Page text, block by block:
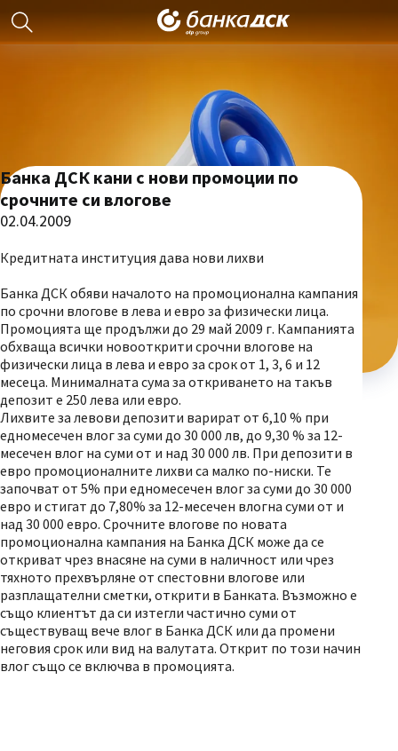
Банка ДСК кани с нови промоции по
срочните си влогове
02.04.2009
Кредитната институция дава нови лихви
Банка ДСК обяви началото на промоционална кампания
по срочни влогове в лева и евро за физически лица.
Промоцията ще продължи до 29 май 2009 г. Кампанията
обхваща всички новооткрити срочни влогове на
физически лица в лева и евро за срок от 1, 3, 6 и 12
месеца. Минималната сума за откриването на такъв
депозит е 250 лева или евро.
Лихвите за левови депозити варират от 6,10 % при
едномесечен влог за суми до 30 000 лв, до 9,30 % за 12-
месечен влог на суми от и над 30 000 лв. При депозити в
евро промоционалните лихви са малко по-ниски. Те
започват от 5% при едномесечен влог за суми до 30 000
евро и стигат до 7,80% за 12-месечен влогна суми от и
над 30 000 евро. Срочните влогове по новата
промоционална кампания на Банка ДСК може да се
откриват чрез внасяне на суми в наличност или чрез
тяхното прехвърляне от спестовни влогове или
разплащателни сметки, открити в Банката. Възможно е
също клиентът да си изтегли частично суми от
съществуващ вече влог в Банка ДСК или да промени
неговия срок или вид на валутата. Открит по този начин
влог също се включва в промоцията.